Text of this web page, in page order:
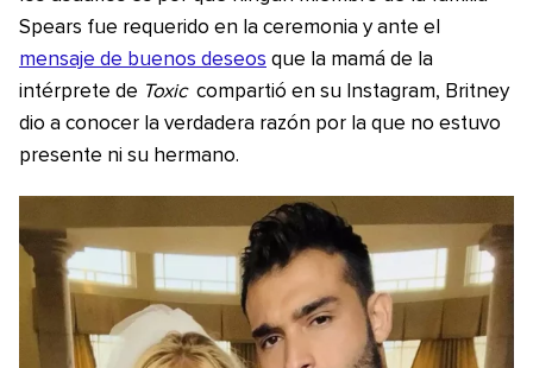
Spears fue requerido en la ceremonia y ante el
mensaje de buenos deseos que la mamá de la
intérprete de Toxic compartió en su Instagram, Britney
dio a conocer la verdadera razón por la que no estuvo
presente ni su hermano.